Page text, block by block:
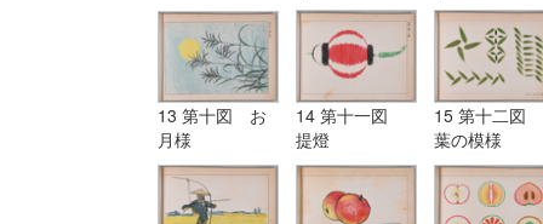
13 第十図 お
月様
14 第十一図
提燈
15 第十二図
葉の模様